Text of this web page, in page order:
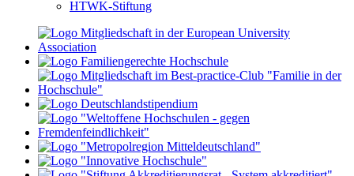
HTWK-Stiftung